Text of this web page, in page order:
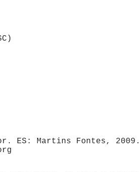
ES: Martins Fontes, 2009.